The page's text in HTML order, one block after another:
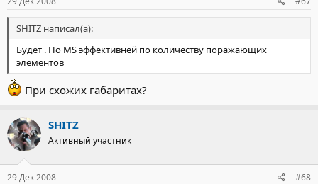
SHITZ написал(а):
Будет . Но MS эффективней по количеству поражающих
элементов
При схожих габаритах?
SHITZ
Активный участник
29 Дек 2008 #68